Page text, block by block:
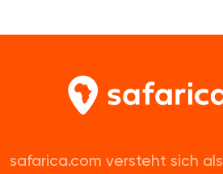
safarica.com versteht sich als